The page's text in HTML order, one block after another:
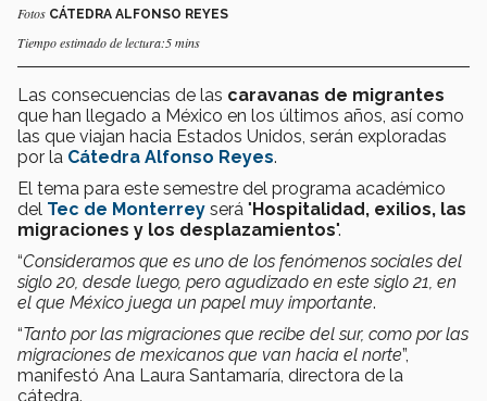
Fotos CÁTEDRA ALFONSO REYES
Tiempo estimado de lectura:5 mins
Las consecuencias de las caravanas de migrantes
que han llegado a México en los últimos años, así como
las que viajan hacia Estados Unidos, serán exploradas
por la Cátedra Alfonso Reyes.
El tema para este semestre del programa académico
del Tec de Monterrey será "Hospitalidad, exilios, las
migraciones y los desplazamientos".
“Consideramos que es uno de los fenómenos sociales del
siglo 20, desde luego, pero agudizado en este siglo 21, en
el que México juega un papel muy importante.
“Tanto por las migraciones que recibe del sur, como por las
migraciones de mexicanos que van hacia el norte”,
manifestó Ana Laura Santamaría, directora de la
cátedra.